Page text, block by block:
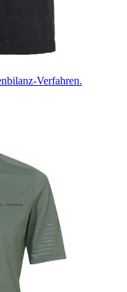
Verfahren.